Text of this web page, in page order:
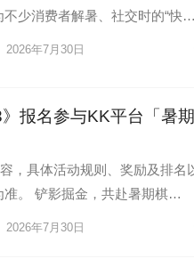
少消费者解暑、社交时的“快…
2026年7月30日
报名参与KK平台「暑
，具体活动规则、奖励及排名
准。 铲影掘金，共赴暑期棋…
2026年7月30日